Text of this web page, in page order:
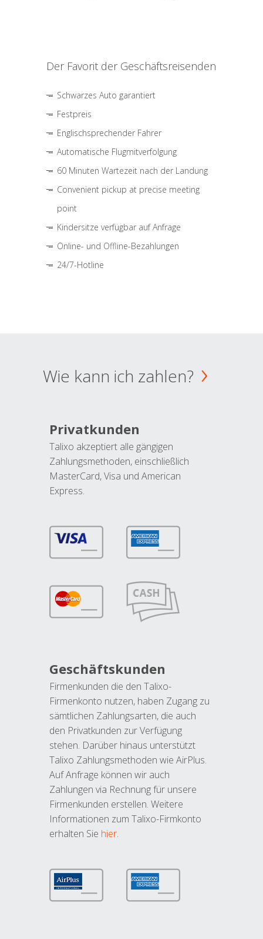
Der Favorit der Geschäftsreisenden
Schwarzes Auto garantiert
Festpreis
Englischsprechender Fahrer
Automatische Flugmitverfolgung
60 Minuten Wartezeit nach der Landung
Convenient pickup at precise meeting
point
Kindersitze verfügbar auf Anfrage
Online- und Offline-Bezahlungen
24/7-Hotline
Wie kann ich zahlen?
Privatkunden
Talixo akzeptiert alle gängigen
Zahlungsmethoden, einschließlich
MasterCard, Visa und American
Express.
Geschäftskunden
Firmenkunden die den Talixo-
Firmenkonto nutzen, haben Zugang zu
sämtlichen Zahlungsarten, die auch
den Privatkunden zur Verfügung
stehen. Darüber hinaus unterstützt
Talixo Zahlungsmethoden wie AirPlus.
Auf Anfrage können wir auch
Zahlungen via Rechnung für unsere
Firmenkunden erstellen. Weitere
Informationen zum Talixo-Firmkonto
erhalten Sie hier.